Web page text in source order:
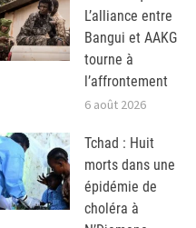
L’alliance entre
Bangui et AAKG
tourne à
l’affrontement
6 août 2026
Tchad : Huit
morts dans une
épidémie de
choléra à